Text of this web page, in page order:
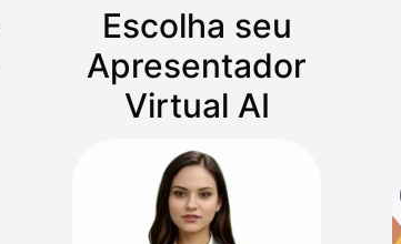
Escolha seu
Apresentador
Virtual AI